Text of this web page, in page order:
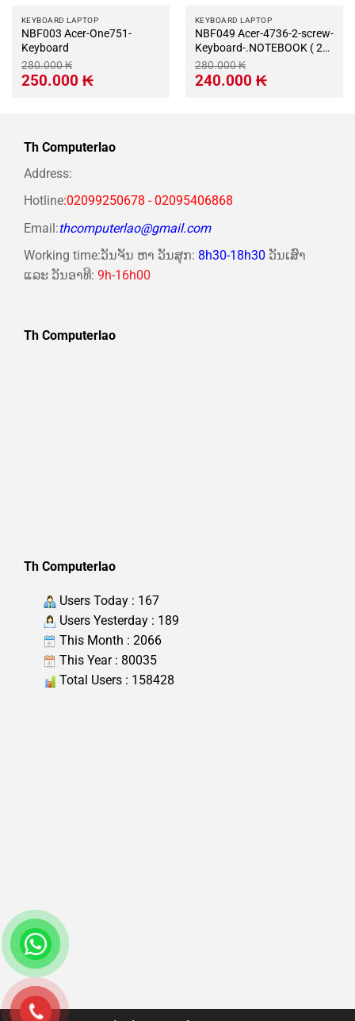
KEYBOARD LAPTOP
NBF003 Acer-One751-
Keyboard
280.000₭
Giá
gốc
250.000 ₭Giá
hiện
KEYBOARD LAPTOP
NBF049 Acer-4736-2-screw-
Keyboard-.NOTEBOOK ( 2
VÍT )
280.000₭
Giá
gốc
240.000 ₭Giá
hiện
Th Computerlao
Address:
Hotline:02099250678 - 02095406868
Email:thcomputerlao@gmail.com
Working time:ວັນຈັນ ຫາ ວັນສຸກ: 8h30-18h30 ວັນເສົາ
ແລະ ວັນອາທີ: 9h-16h00
Th Computerlao
Th Computerlao
Users Today : 167
Users Yesterday : 189
This Month : 2066
This Year : 80035
Total Users : 158428